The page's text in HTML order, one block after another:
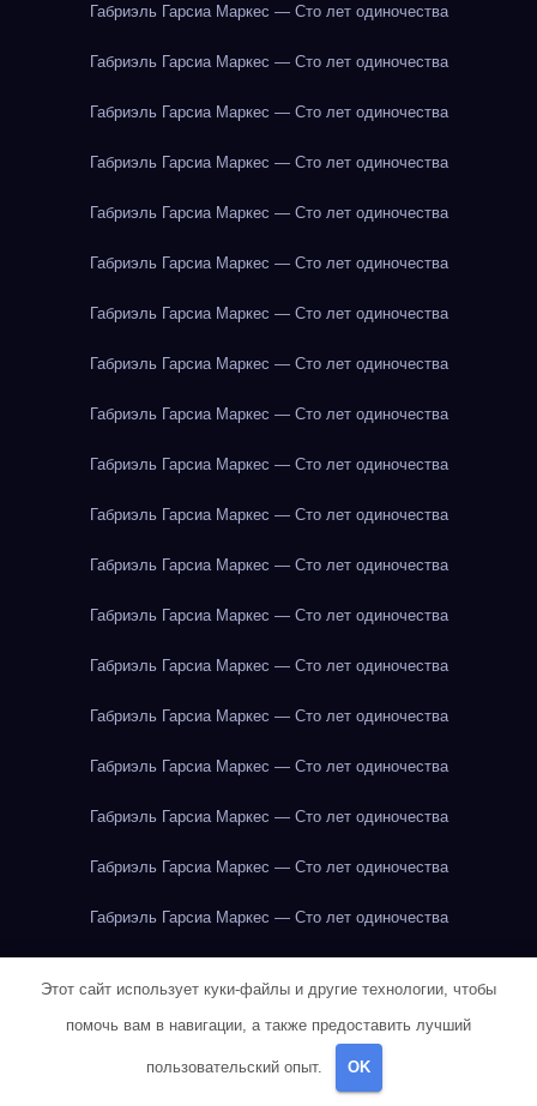
Габриэль Гарсиа Маркес — Сто лет одиночества
Габриэль Гарсиа Маркес — Сто лет одиночества
Габриэль Гарсиа Маркес — Сто лет одиночества
Габриэль Гарсиа Маркес — Сто лет одиночества
Габриэль Гарсиа Маркес — Сто лет одиночества
Габриэль Гарсиа Маркес — Сто лет одиночества
Габриэль Гарсиа Маркес — Сто лет одиночества
Габриэль Гарсиа Маркес — Сто лет одиночества
Габриэль Гарсиа Маркес — Сто лет одиночества
Габриэль Гарсиа Маркес — Сто лет одиночества
Габриэль Гарсиа Маркес — Сто лет одиночества
Габриэль Гарсиа Маркес — Сто лет одиночества
Габриэль Гарсиа Маркес — Сто лет одиночества
Габриэль Гарсиа Маркес — Сто лет одиночества
Габриэль Гарсиа Маркес — Сто лет одиночества
Габриэль Гарсиа Маркес — Сто лет одиночества
Габриэль Гарсиа Маркес — Сто лет одиночества
Габриэль Гарсиа Маркес — Сто лет одиночества
Габриэль Гарсиа Маркес — Сто лет одиночества
Герман Мелвилл — Моби Дик Говядина Говядина
Этот сайт использует куки-файлы и другие технологии, чтобы
помочь вам в навигации, а также предоставить лучший
пользовательский опыт. OK